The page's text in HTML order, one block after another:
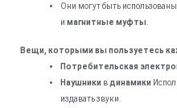
Они могут быть
имагнитные муфты
Вещи, которыми вы пользуетесь
Потребительская
Наушники в динамики
издавать звуки.